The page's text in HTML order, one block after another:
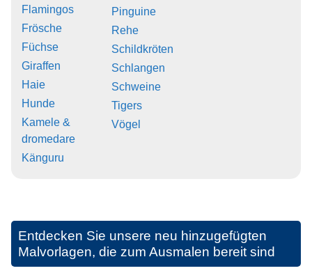
Flamingos
Frösche
Füchse
Giraffen
Haie
Hunde
Kamele &
dromedare
Känguru
Pinguine
Rehe
Schildkröten
Schlangen
Schweine
Tigers
Vögel
Entdecken Sie unsere neu hinzugefügten
Malvorlagen, die zum Ausmalen bereit sind